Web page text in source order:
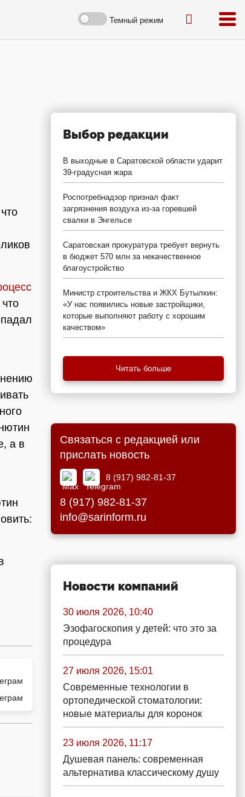
Темный режим
а в
Выбор редакции
В выходные в Саратовской области ударит
39-градусная жара
Роспотребнадзор признал факт
загрязнения воздуха из-за горевшей
свалки в Энгельсе
Саратовская прокуратура требует вернуть
в бюджет 570 млн за некачественное
благоустройство
Министр строительства и ЖКХ Бутылкин:
«У нас появились новые застройщики,
которые выполняют работу с хорошим
качеством»
Читать больше
Связаться с редакцией или
прислать новость
8 (917) 982-81-37
8 (917) 982-81-37
info@sarinform.ru
Новости компаний
30 июля 2026, 10:40
Эзофагоскопия у детей: что это за
процедура
27 июля 2026, 15:01
Современные технологии в
ортопедической стоматологии:
новые материалы для коронок
23 июля 2026, 11:17
Душевая панель: современная
альтернатива классическому душу